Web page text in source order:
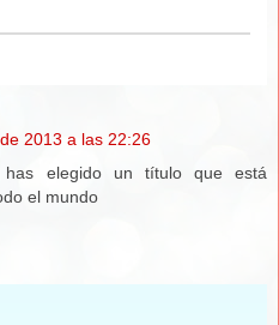
2013 a las 22:26
elegido un título que está
el mundo